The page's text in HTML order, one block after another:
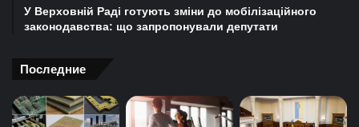
У Верховній Раді готують зміни до мобілізаційного
законодавства: що запропонували депутати
Последние